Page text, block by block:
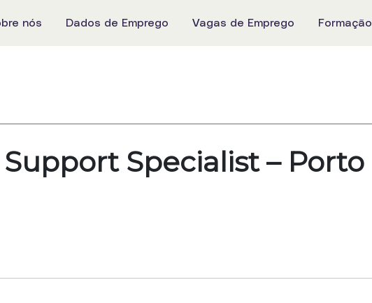
nós Dados de Emprego Vagas de Emprego Formação
Specialist – Porto